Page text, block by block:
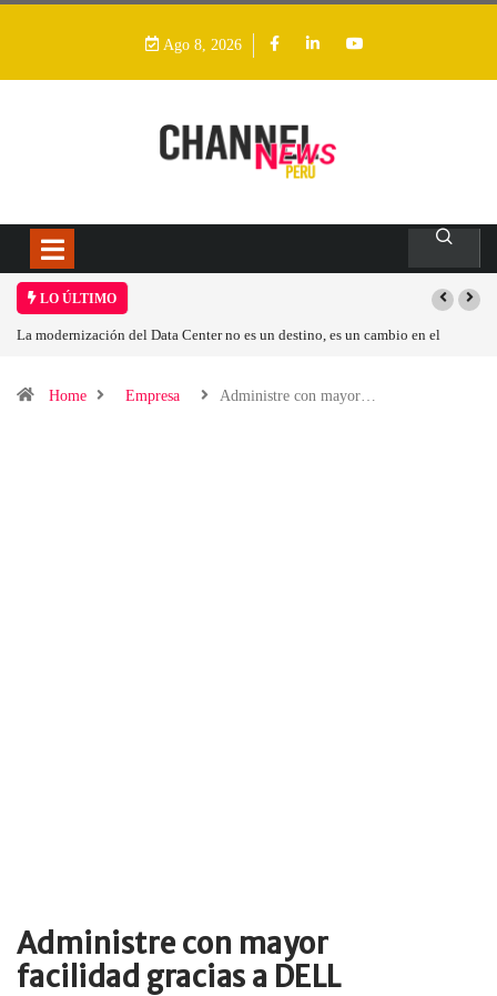
Ago 8, 2026
LO ÚLTIMO
La modernización del Data Center no es un destino, es un cambio en el
Home
Empresa Administre con mayor…
Administre con mayor
facilidad gracias a DELL